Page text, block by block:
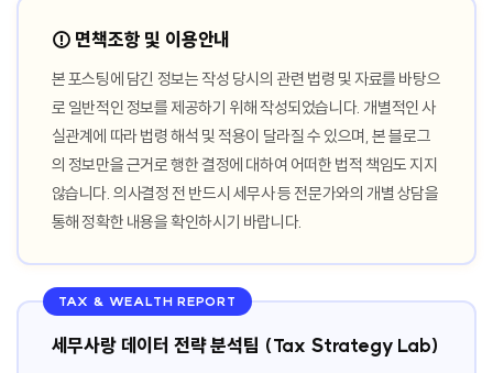
⚠️ 면책조항 및 이용안내
본 포스팅에 담긴 정보는 작성 당시의 관련 법령 및 자료를 바탕으
로 일반적인 정보를 제공하기 위해 작성되었습니다. 개별적인 사
실관계에 따라 법령 해석 및 적용이 달라질 수 있으며, 본 블로그
의 정보만을 근거로 행한 결정에 대하여 어떠한 법적 책임도 지지
않습니다. 의사결정 전 반드시 세무사 등 전문가와의 개별 상담을
통해 정확한 내용을 확인하시기 바랍니다.
TAX & WEALTH REPORT
세무사랑 데이터 전략 분석팀 (Tax Strategy Lab)